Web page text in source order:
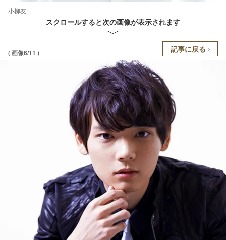
小柳友
スクロールすると次の画像が表示されます
( 画像6/11 ) 記事に戻る